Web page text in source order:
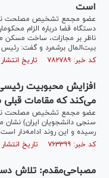
است
عضو مجمع تشخیص مصلحت نظام
دستگاه قضا درباره الزام
ناظر بر مجازات، ساخت مسکن
بیت‌المال برشمرد و گفت:
کد خبر: ۷۸۲۷۸۹ تاریخ انتشار : ۱۴۰۰/۱۰/۱۱
افزایش محبوبیت
می‌کند که مقامات قبلی
عضو مجمع تشخیص مصلحت
رسیده و این روند ادامه‌دار است.
کد خبر: ۷۶۳۳۹۹ تاریخ انتشار : ۱۴۰۰/۰۷/۱۴
مصباحی‌مقدم: تلاش